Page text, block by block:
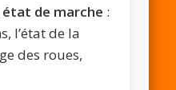
état de marche :
l’état de la
des roues,